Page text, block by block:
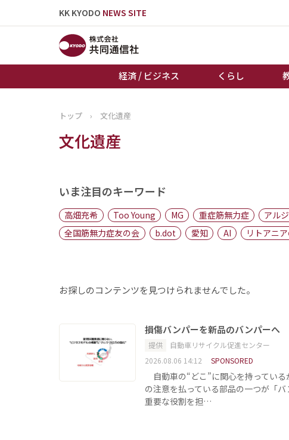
KK KYODO NEWS SITE
経済 / ビジネス くらし
トップページ
お知らせ
地
キ
トップ › 文化遺産
文化遺産
いま注目のキーワード
高畑充希 Too Young MG 重症筋無力症 アル
全国筋無力症友の会
b.dot 愛知 AI
リトアニ
お探しのコンテンツを見つけられませんでした。
損傷バンパーを新品のバンパーへ
提供
自動車リサイクル促進センター
2026.08.06 14:12
SPONSORED
自動車の“どこ”に関心を持ってい
の注意を払っている部品の一つが「
重要な役割を担…